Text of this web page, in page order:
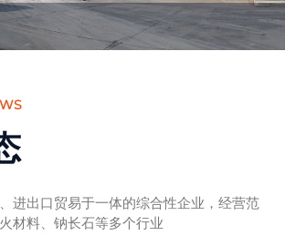
进出口贸易于一体的综合性企业，经营范
材料、钠长石等多个行业